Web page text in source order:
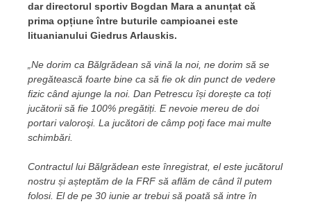
dar directorul sportiv Bogdan Mara a anunțat că
prima opțiune între buturile campioanei este
lituanianului Giedrus Arlauskis.
„Ne dorim ca Bălgrădean să vină la noi, ne dorim să se
pregătească foarte bine ca să fie ok din punct de vedere
fizic când ajunge la noi. Dan Petrescu își dorește ca toți
jucătorii să fie 100% pregătiți. E nevoie mereu de doi
portari valoroşi. La jucători de câmp poţi face mai multe
schimbări.
Contractul lui Bălgrădean este înregistrat, el este jucătorul
nostru și așteptăm de la FRF să aflăm de când îl putem
folosi. El de pe 30 iunie ar trebui să poată să intre în